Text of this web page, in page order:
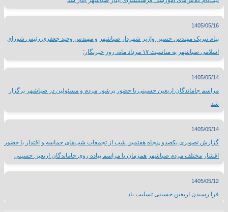
1405/05/16
پیام تبریک مهندس حسین واژیر شهردار صباشهر و مهندس وحید جعفری رئیس شورای
اسلامی صباشهر به مناسبت ۱۷ مرداد ماه، روز خبرنگار:
1405/05/14
مراسم جاماندگان اربعین حسینی با حضور پرشور مردم و مسئولین در صباشهر برگزار
شد
1405/05/14
گزارش تصویری یکصدو پنجاه هفتمین شب از تجمعات شب‌های حماسه و اقتدار با حضور
اقشار مختلف مردم صباشهر همزمان با مراسم پیاده روی جاماندگان اربعین حسینی
1405/05/12
فرا رسیدن اربعین حسینی تسلیت باد.